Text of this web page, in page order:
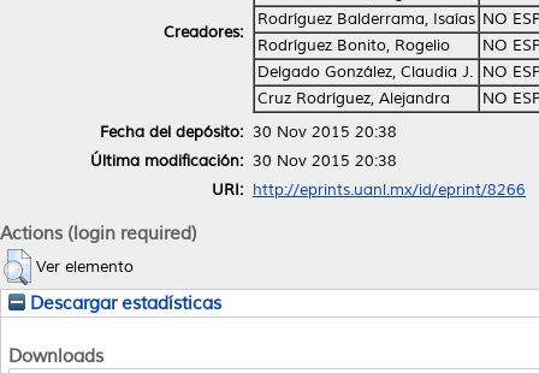
Creadores:
Rodríguez Balderrama, Isaías NO
Rodríguez Bonito, Rogelio
NO
Delgado González, Claudia J. NO
Cruz Rodríguez, Alejandra
NO
Fecha del depósito: 30 Nov 2015 20:38
Última modificación: 30 Nov 2015 20:38
URI: http://eprints.uanl.mx/id/eprint/8266
Actions (login required)
Ver elemento
Descargar estadísticas
Downloads